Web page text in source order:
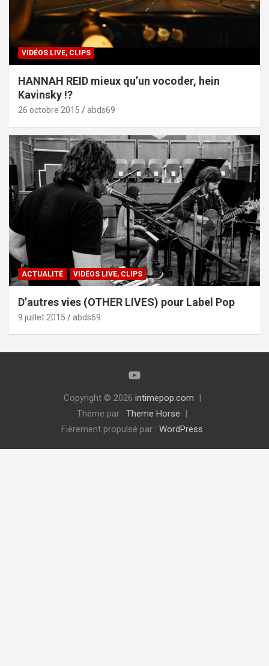
VIDÉOS LIVE, CLIPS
HANNAH REID mieux qu’un vocoder, hein
Kavinsky !?
26 octobre 2015 abds69
ACTUALITÉ VIDÉOS LIVE, CLIPS
D’autres vies (OTHER LIVES) pour Label Pop
9 juillet 2015 abds69
Copyright © 2026 intimepop.com
Thème par : Theme Horse
Fièrement propulsé par : WordPress